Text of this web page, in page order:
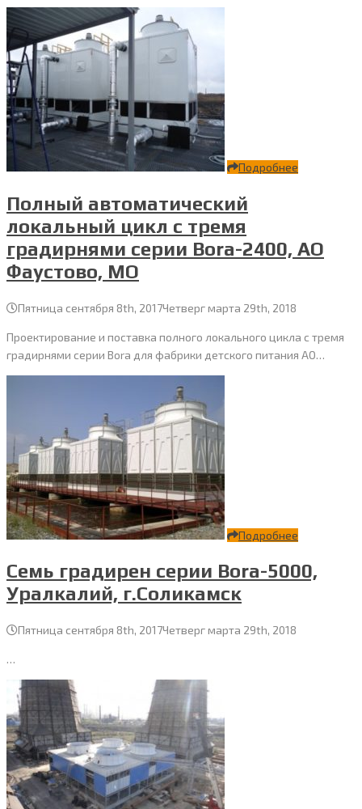
Подробнее
Полный автоматический
локальный цикл с тремя
градирнями серии Bora-2400, АО
Фаустово, МО
Пятница сентября 8th, 2017Четверг марта 29th, 2018
Проектирование и поставка полного локального цикла с тремя
градирнями серии Bora для фабрики детского питания АО…
Подробнее
Семь градирен серии Bora-5000,
Уралкалий, г.Соликамск
Пятница сентября 8th, 2017Четверг марта 29th, 2018
…